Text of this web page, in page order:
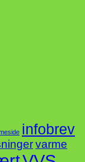
infobrev
varme